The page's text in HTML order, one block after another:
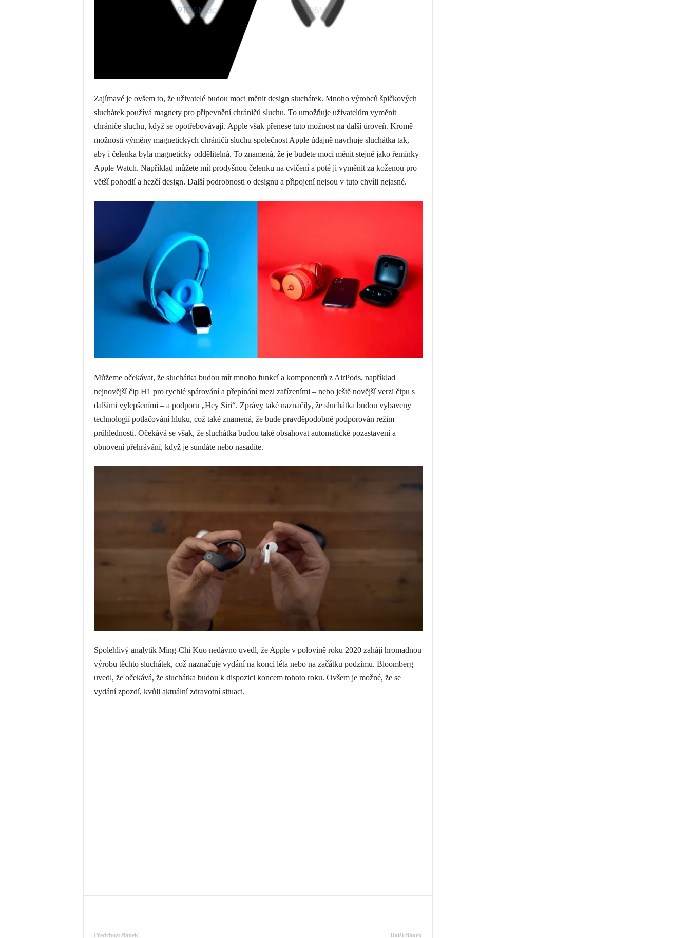
Zajímavé je ovšem to, že uživatelé budou moci měnit design sluchátek. Mnoho výrobců špičkových
sluchátek používá magnety pro připevnění chráničů sluchu. To umožňuje uživatelům vyměnit
chrániče sluchu, když se opotřebovávají. Apple však přenese tuto možnost na další úroveň. Kromě
možnosti výměny magnetických chráničů sluchu společnost Apple údajně navrhuje sluchátka tak,
aby i čelenka byla magneticky oddělitelná. To znamená, že je budete moci měnit stejně jako řemínky
Apple Watch. Například můžete mít prodyšnou čelenku na cvičení a poté ji vyměnit za koženou pro
větší pohodlí a hezčí design. Další podrobnosti o designu a připojení nejsou v tuto chvíli nejasné.
Můžeme očekávat, že sluchátka budou mít mnoho funkcí a komponentů z AirPods, například
nejnovější čip H1 pro rychlé spárování a přepínání mezi zařízeními – nebo ještě novější verzi čipu s
dalšími vylepšeními – a podporu „Hey Siri“. Zprávy také naznačily, že sluchátka budou vybaveny
technologií potlačování hluku, což také znamená, že bude pravděpodobně podporován režim
průhlednosti. Očekává se však, že sluchátka budou také obsahovat automatické pozastavení a
obnovení přehrávání, když je sundáte nebo nasadíte.
Spolehlivý analytik Ming-Chi Kuo nedávno uvedl, že Apple v polovině roku 2020 zahájí hromadnou
výrobu těchto sluchátek, což naznačuje vydání na konci léta nebo na začátku podzimu. Bloomberg
uvedl, že očekává, že sluchátka budou k dispozici koncem tohoto roku. Ovšem je možné, že se
vydání zpozdí, kvůli aktuální zdravotní situaci.
Předchozí článek Další článek